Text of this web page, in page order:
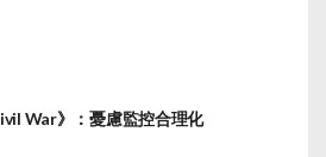
War》：憂慮監控合理化